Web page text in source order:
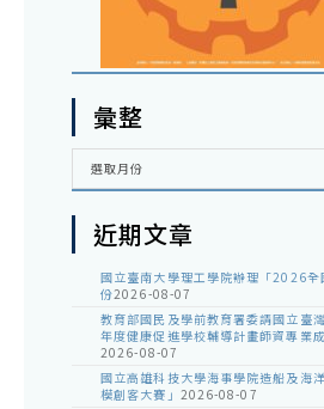
彙整
彙
選取月份
近期文章
國立臺南大學理工學院辦理「2026
份2026-08-07
教育部國民及學前教育署委請國立臺
年度健康促進學校輔導計畫師資專業
2026-08-07
國立高雄科技大學海事學院造船及海
模創客大賽」 2026-08-07